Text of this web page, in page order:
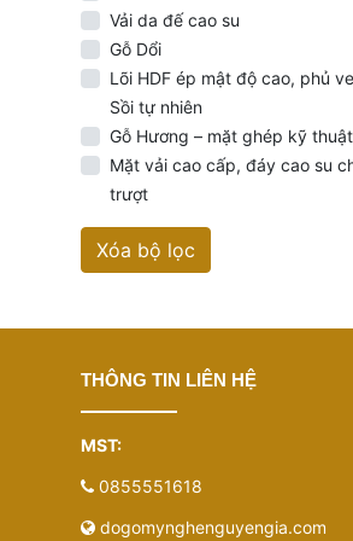
Vải da đế cao su
Gỗ Dổi
Lõi HDF ép mật độ cao, phủ
Sồi tự nhiên
Gỗ Hương – mặt ghép kỹ thuật
Mặt vải cao cấp, đáy cao su
trượt
Xóa bộ lọc
THÔNG TIN LIÊN HỆ
MST:
0855551618
dogomynghenguyengia.com